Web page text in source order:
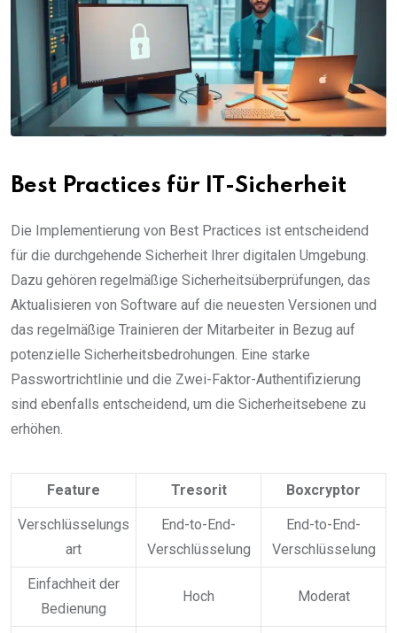
Best Practices für IT-Sicherheit
Die Implementierung von Best Practices ist entscheidend
für die durchgehende Sicherheit Ihrer digitalen Umgebung.
Dazu gehören regelmäßige Sicherheitsüberprüfungen, das
Aktualisieren von Software auf die neuesten Versionen und
das regelmäßige Trainieren der Mitarbeiter in Bezug auf
potenzielle Sicherheitsbedrohungen. Eine starke
Passwortrichtlinie und die Zwei-Faktor-Authentifizierung
sind ebenfalls entscheidend, um die Sicherheitsebene zu
erhöhen.
Feature Tresorit Boxcryptor
Verschlüsselungs
art
End-to-End-
Verschlüsselung
End-to-End-
Verschlüsselung
Einfachheit der
Bedienung
Hoch Moderat